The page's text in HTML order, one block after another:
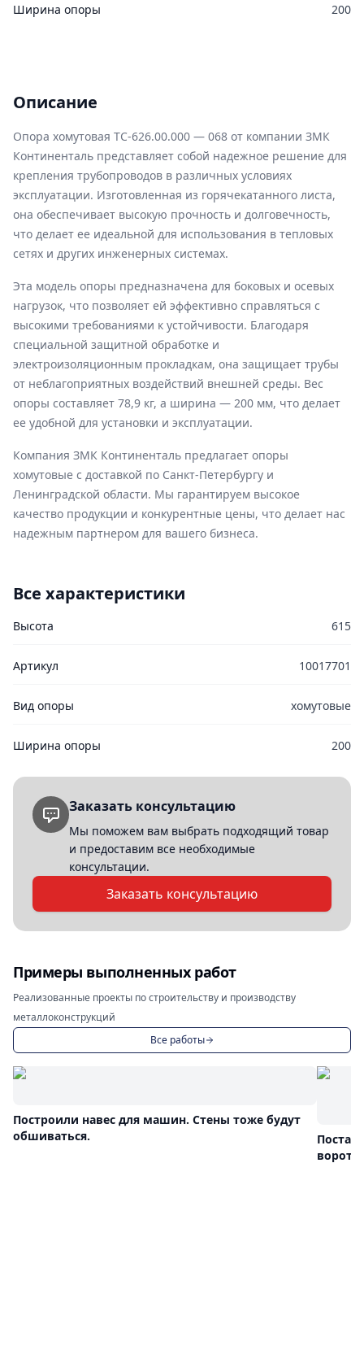
Ширина опоры 200
Описание
Опора хомутовая ТС-626.00.000 — 068 от компании ЗМК
Континенталь представляет собой надежное решение для
крепления трубопроводов в различных условиях
эксплуатации. Изготовленная из горячекатанного листа,
она обеспечивает высокую прочность и долговечность,
что делает ее идеальной для использования в тепловых
сетях и других инженерных системах.
Эта модель опоры предназначена для боковых и осевых
нагрузок, что позволяет ей эффективно справляться с
высокими требованиями к устойчивости. Благодаря
специальной защитной обработке и
электроизоляционным прокладкам, она защищает трубы
от неблагоприятных воздействий внешней среды. Вес
опоры составляет 78,9 кг, а ширина — 200 мм, что делает
ее удобной для установки и эксплуатации.
Компания ЗМК Континенталь предлагает опоры
хомутовые с доставкой по Санкт-Петербургу и
Ленинградской области. Мы гарантируем высокое
качество продукции и конкурентные цены, что делает нас
надежным партнером для вашего бизнеса.
Все характеристики
Высота 615
Артикул 10017701
Вид опоры хомутовые
Ширина опоры 200
Заказать консультацию
Мы поможем вам выбрать подходящий товар
и предоставим все необходимые
консультации.
Заказать консультацию
Примеры выполненных работ
Реализованные проекты по строительству и производству
металлоконструкций
Все работы
Построили навес для машин. Стены тоже будут
обшиваться.